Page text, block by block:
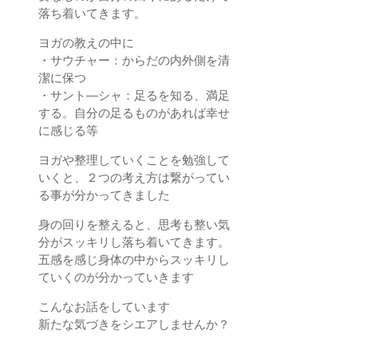
落ち着いてきます。
ヨガの教えの中に
・サウチャー：からだの内外側を清
潔に保つ
・サント―シャ：足るを知る、満足
する。自分の足るものがあれば幸せ
に感じる等
ヨガや整理していくことを勉強して
いくと、２つの考え方は繋がってい
る事が分かってきました
身の回りを整えると、思考も整い気
分がスッキリし落ち着いてきます。
五感を感じ身体の中からスッキリし
ていくのが分かっていきます
こんなお話をしています
新たな気づきをシエアしませんか？